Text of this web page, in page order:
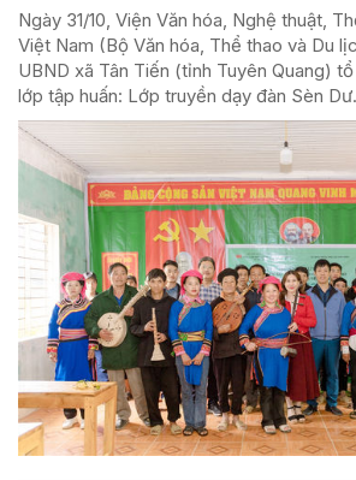
Ngày 31/10, Viện Văn hóa, Nghệ thuật,
Việt Nam (Bộ Văn hóa, Thể thao và Du
UBND xã Tân Tiến (tỉnh Tuyên Quang)
lớp tập huấn: Lớp truyền dạy đàn Sèn